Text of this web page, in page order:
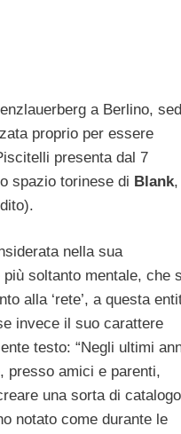
a Berlino,
proprio per essere
presenta dal 7
spazio torinese di Blank,
nella sua
soltanto mentale, che
alla ‘rete’, a questa
invece il suo carattere
testo: “Negli ultimi
presso amici e parenti,
una sorta di
notato come durante le